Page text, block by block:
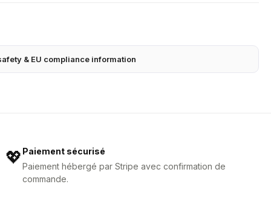
& EU compliance information
💖Paiement sécurisé
Paiement hébergé par Stripe avec confirmation de
commande.